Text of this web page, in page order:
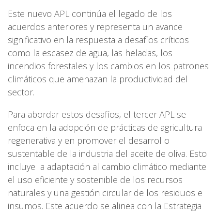
Este nuevo APL continúa el legado de los
acuerdos anteriores y representa un avance
significativo en la respuesta a desafíos críticos
como la escasez de agua, las heladas, los
incendios forestales y los cambios en los patrones
climáticos que amenazan la productividad del
sector.
Para abordar estos desafíos, el tercer APL se
enfoca en la adopción de prácticas de agricultura
regenerativa y en promover el desarrollo
sustentable de la industria del aceite de oliva. Esto
incluye la adaptación al cambio climático mediante
el uso eficiente y sostenible de los recursos
naturales y una gestión circular de los residuos e
insumos. Este acuerdo se alinea con la Estrategia